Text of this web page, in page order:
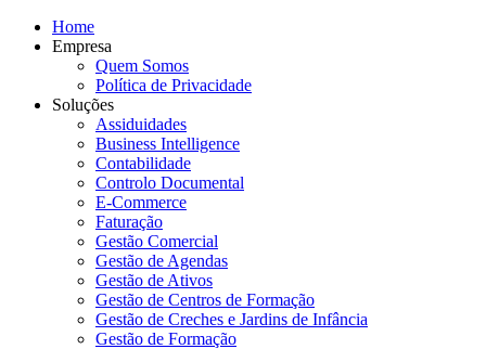
Home
Empresa
Quem Somos
Política de Privacidade
Soluções
Assiduidades
Business Intelligence
Contabilidade
Controlo Documental
E-Commerce
Faturação
Gestão Comercial
Gestão de Agendas
Gestão de Ativos
Gestão de Centros de Formação
Gestão de Creches e Jardins de Infância
Gestão de Formação